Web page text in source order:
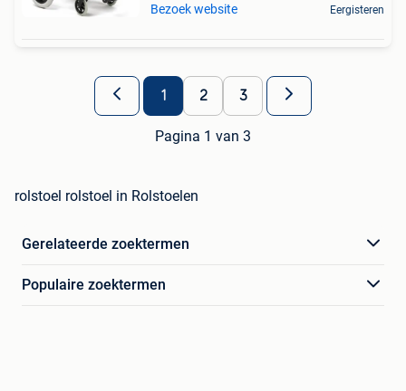
Bezoek website Eergisteren
1 2 3
Pagina 1 van 3
rolstoel rolstoel in Rolstoelen
Gerelateerde zoektermen
Populaire zoektermen